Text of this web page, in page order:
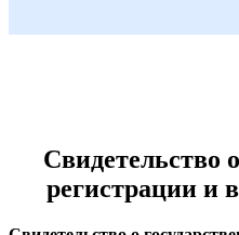
Свидетельство
регистрации и